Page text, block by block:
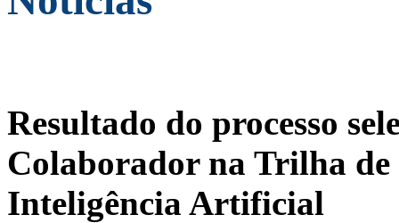
Resultado do processo
Colaborador na Trilha de
Inteligência Artificial